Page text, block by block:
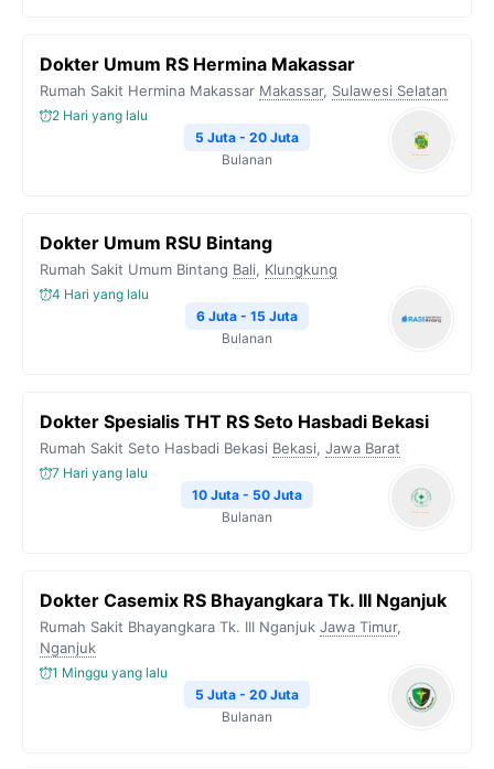
Dokter Umum RS Hermina Makassar
Rumah Sakit Hermina Makassar Makassar, Sulawesi Selatan
2 Hari yang lalu
5 Juta - 20 Juta
Bulanan
Dokter Umum RSU Bintang
Rumah Sakit Umum Bintang Bali, Klungkung
4 Hari yang lalu
6 Juta - 15 Juta
Bulanan
Dokter Spesialis THT RS Seto Hasbadi Bekasi
Rumah Sakit Seto Hasbadi Bekasi Bekasi, Jawa Barat
7 Hari yang lalu
10 Juta - 50 Juta
Bulanan
Dokter Casemix RS Bhayangkara Tk. III Nganjuk
Rumah Sakit Bhayangkara Tk. III Nganjuk Jawa Timur,
Nganjuk
1 Minggu yang lalu
5 Juta - 20 Juta
Bulanan